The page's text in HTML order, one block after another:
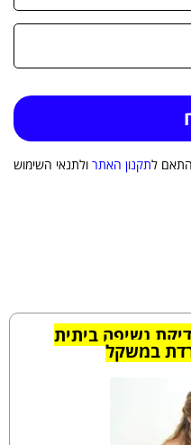
לתקנון האתר ולתנאי השימוש
נשיפה ביתית
במשקל